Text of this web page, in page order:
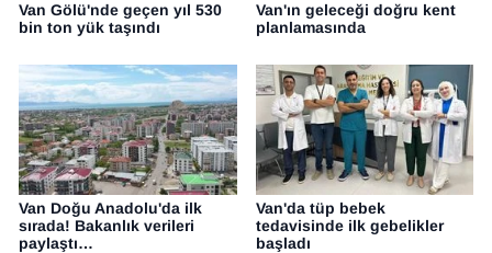
Van Gölü'nde geçen yıl 530
bin ton yük taşındı
Van'ın geleceği doğru kent
planlamasında
Van Doğu Anadolu'da ilk
sırada! Bakanlık verileri
paylaştı…
Van'da tüp bebek
tedavisinde ilk gebelikler
başladı